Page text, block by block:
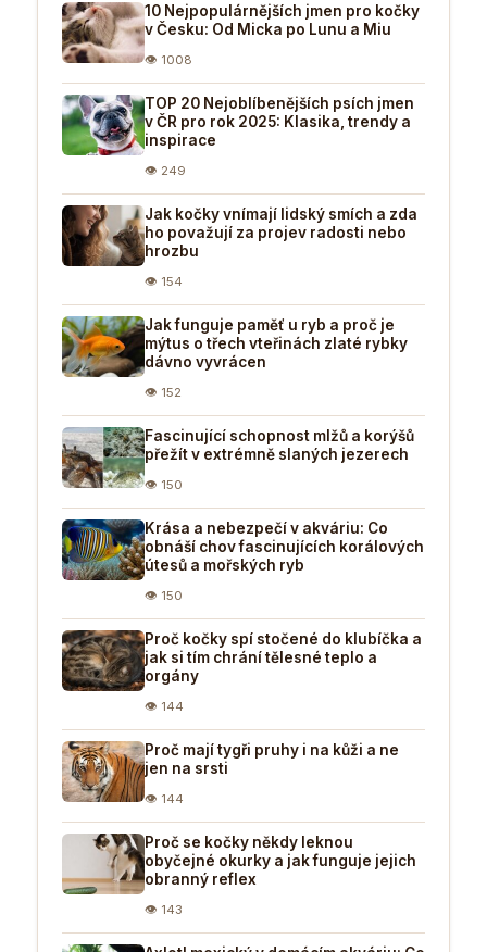
10 Nejpopulárnějších jmen pro kočky
v Česku: Od Micka po Lunu a Miu
👁 1008
TOP 20 Nejoblíbenějších psích jmen
v ČR pro rok 2025: Klasika, trendy a
inspirace
👁 249
Jak kočky vnímají lidský smích a zda
ho považují za projev radosti nebo
hrozbu
👁 154
Jak funguje paměť u ryb a proč je
mýtus o třech vteřinách zlaté rybky
dávno vyvrácen
👁 152
Fascinující schopnost mlžů a korýšů
přežít v extrémně slaných jezerech
👁 150
Krása a nebezpečí v akváriu: Co
obnáší chov fascinujících korálových
útesů a mořských ryb
👁 150
Proč kočky spí stočené do klubíčka a
jak si tím chrání tělesné teplo a
orgány
👁 144
Proč mají tygři pruhy i na kůži a ne
jen na srsti
👁 144
Proč se kočky někdy leknou
obyčejné okurky a jak funguje jejich
obranný reflex
👁 143